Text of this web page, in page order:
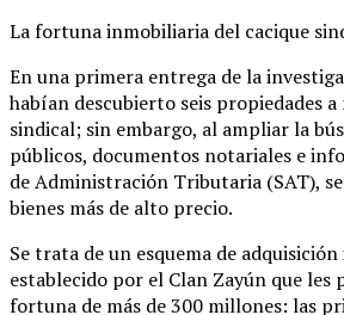
La fortuna inmobiliaria del cacique
En una primera entrega de la
habían descubierto seis propiedades
sindical; sin embargo, al ampliar la
públicos, documentos notariales e
de Administración Tributaria (SAT),
bienes más de alto precio.
Se trata de un esquema de
establecido por el Clan Zayún que les
fortuna de más de 300 millones: las